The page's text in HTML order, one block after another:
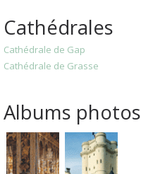
Cathédrales
Cathédrale de Gap
Cathédrale de Grasse
Albums photos